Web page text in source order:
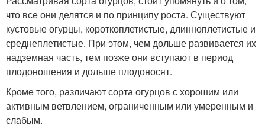
что все они делятся и по принципу роста. Существуют
кустовые огурцы, короткоплетистые, длинноплетистые и
среднеплетистые. При этом, чем дольше развивается их
надземная часть, тем позже они вступают в период
плодоношения и дольше плодоносят.
Кроме того, различают сорта огурцов с хорошим или
активным ветвлением, ограниченным или умеренным и
слабым.